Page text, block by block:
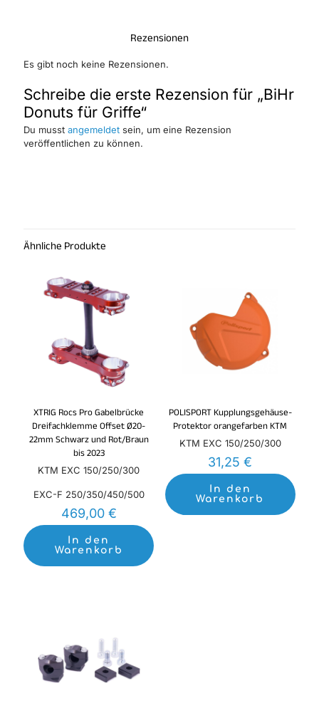
Rezensionen
Es gibt noch keine Rezensionen.
Schreibe die erste Rezension für „BiHr
Donuts für Griffe“
Du musst angemeldet sein, um eine Rezension
veröffentlichen zu können.
Ähnliche Produkte
XTRIG Rocs Pro Gabelbrücke
Dreifachklemme Offset Ø20-
22mm Schwarz und Rot/Braun
bis 2023
KTM EXC 150/250/300
EXC-F 250/350/450/500
469,00 €
In den
Warenkorb
POLISPORT Kupplungsgehäuse-
Protektor orangefarben KTM
KTM EXC 150/250/300
31,25€
In den
Warenkorb